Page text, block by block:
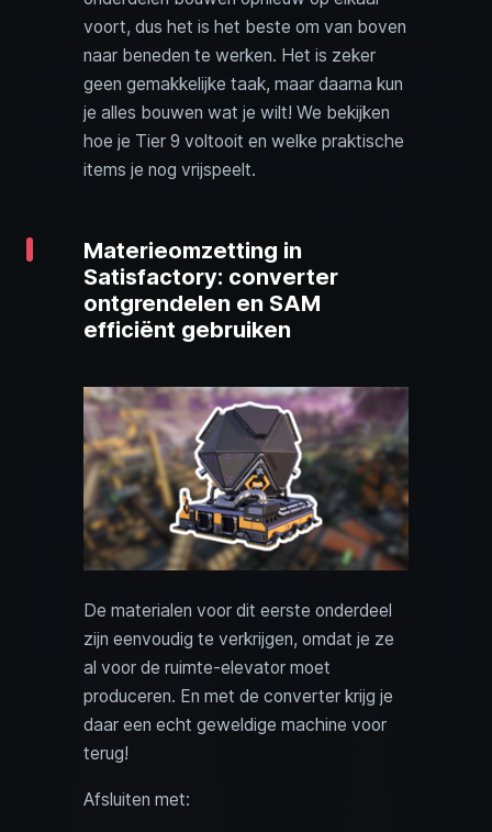
voort, dus het is het beste om van boven
naar beneden te werken. Het is zeker
geen gemakkelijke taak, maar daarna kun
je alles bouwen wat je wilt! We bekijken
hoe je Tier 9 voltooit en welke praktische
items je nog vrijspeelt.
Materieomzetting in
Satisfactory: converter
ontgrendelen en SAM
efficiënt gebruiken
De materialen voor dit eerste onderdeel
zijn eenvoudig te verkrijgen, omdat je ze
al voor de ruimte-elevator moet
produceren. En met de converter krijg je
daar een echt geweldige machine voor
terug!
Afsluiten met: